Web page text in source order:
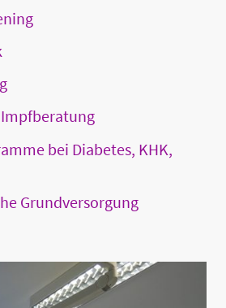
bei Diabetes, KHK,
Grundversorgung